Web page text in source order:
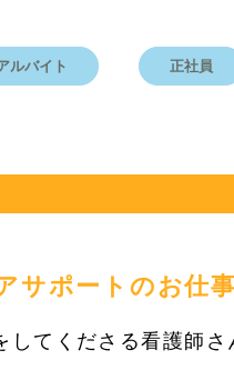
ルバイト 正社員
サポートのお仕事
てくださる看護師さ